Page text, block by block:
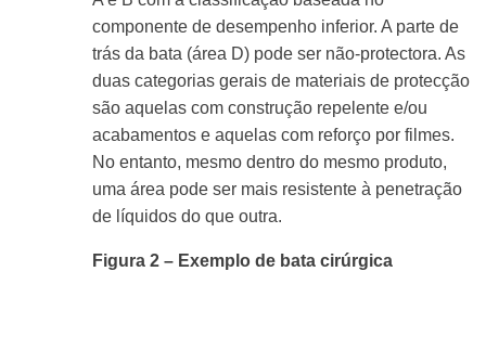
componente de desempenho inferior. A parte de
trás da bata (área D) pode ser não-protectora. As
duas categorias gerais de materiais de protecção
são aquelas com construção repelente e/ou
acabamentos e aquelas com reforço por filmes.
No entanto, mesmo dentro do mesmo produto,
uma área pode ser mais resistente à penetração
de líquidos do que outra.
Figura 2 – Exemplo de bata cirúrgica